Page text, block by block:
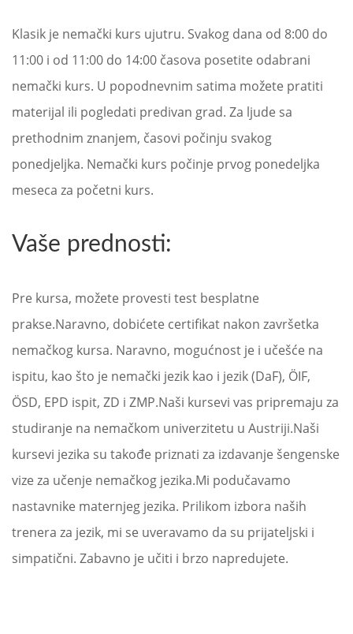
Klasik je nemački kurs ujutru. Svakog dana od 8:00 do
11:00 i od 11:00 do 14:00 časova posetite odabrani
nemački kurs. U popodnevnim satima možete pratiti
materijal ili pogledati predivan grad. Za ljude sa
prethodnim znanjem, časovi počinju svakog
ponedjeljka. Nemački kurs počinje prvog ponedeljka
meseca za početni kurs.
Vaše prednosti:
Pre kursa, možete provesti test besplatne
prakse.Naravno, dobićete certifikat nakon završetka
nemačkog kursa. Naravno, mogućnost je i učešće na
ispitu, kao što je nemački jezik kao i jezik (DaF), ÖIF,
ÖSD, EPD ispit, ZD i ZMP.Naši kursevi vas pripremaju za
studiranje na nemačkom univerzitetu u Austriji.Naši
kursevi jezika su takođe priznati za izdavanje šengenske
vize za učenje nemačkog jezika.Mi podučavamo
nastavnike maternjeg jezika. Prilikom izbora naših
trenera za jezik, mi se uveravamo da su prijateljski i
simpatični. Zabavno je učiti i brzo napredujete.